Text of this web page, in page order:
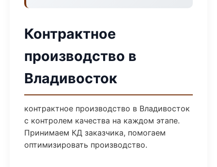
Контрактное
производство в
Владивосток
контрактное производство в Владивосток
с контролем качества на каждом этапе.
Принимаем КД заказчика, помогаем
оптимизировать производство.